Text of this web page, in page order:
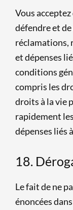
Vous
défendre et
réclamations,
et dépenses
conditions
compris les
droits à la vie
rapidement
dépenses liés
18.
Le fait de ne
énoncées